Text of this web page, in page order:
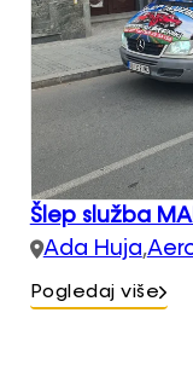
Šlep služba
Ada Huja,
Pogledaj više